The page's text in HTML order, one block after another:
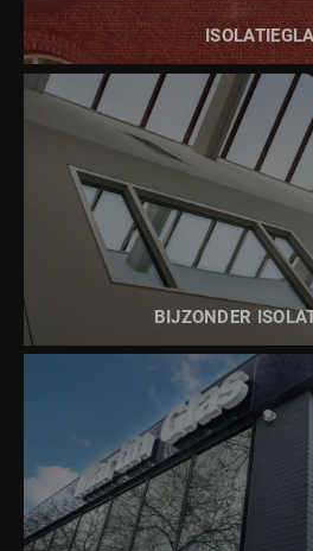
BIJZONDER
LEES MEER
ISOLATIE
LEES MEER
TRIPLE EN